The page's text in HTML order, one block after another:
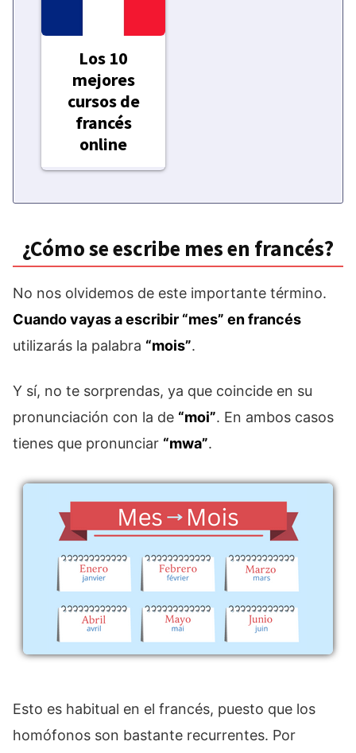
Los 10
mejores
cursos de
francés
online
¿Cómo se escribe mes en francés?
No nos olvidemos de este importante término.
Cuando vayas a escribir “mes” en francés
utilizarás la palabra “mois”.
Y sí, no te sorprendas, ya que coincide en su
pronunciación con la de “moi”. En ambos casos
tienes que pronunciar “mwa”.
Esto es habitual en el francés, puesto que los
homófonos son bastante recurrentes. Por